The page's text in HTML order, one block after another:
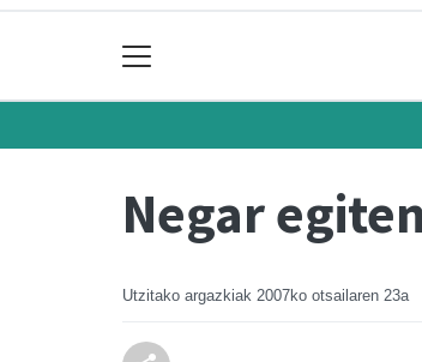
Negar
Utzitako argazkiak 2007ko otsailaren 23a